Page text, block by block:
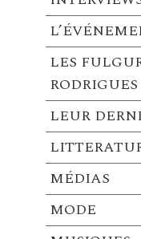
LES
RODRIGUES
LEUR
MÉDIAS
MODE